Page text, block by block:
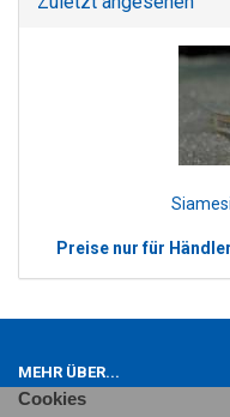
Cookies
Preise nur für
MEHR ÜBER...
Impressum